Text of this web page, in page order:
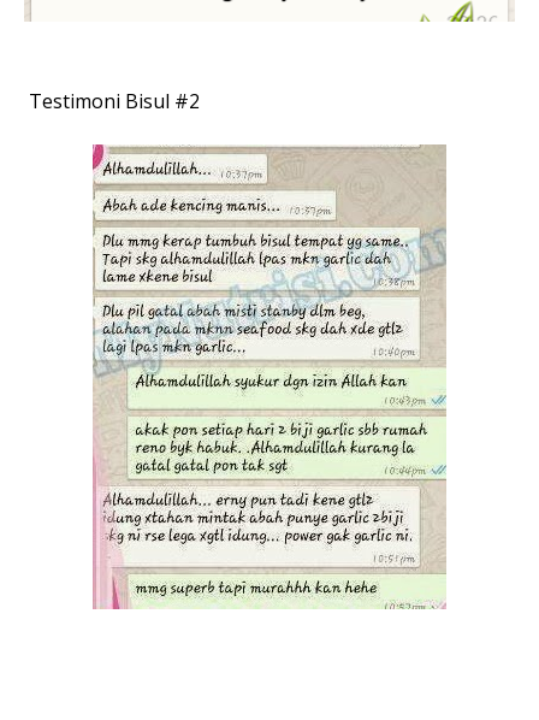
Testimoni Bisul #2